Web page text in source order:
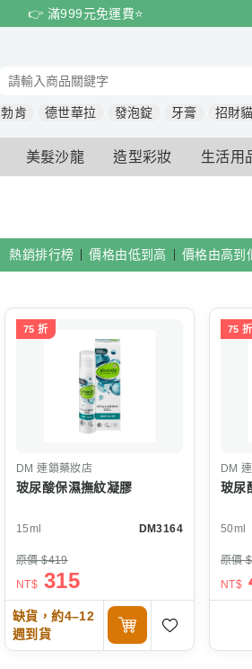
👉 滿999元免運費⭐️
勃肯 德世華拉 發泡錠 牙膏 招財貓
美髮沙龍 造型彩妝 生活用
熱銷排行榜 價格由低到高 價格由高到
75 折
DM 連鎖藥妝店
玻尿酸保濕撫紋凝膠
15ml DM3164
原價 $419
NT$ 315
缺貨，約4–12
週到貨
75 折
DM
玻尿
50ml
原價
NT$